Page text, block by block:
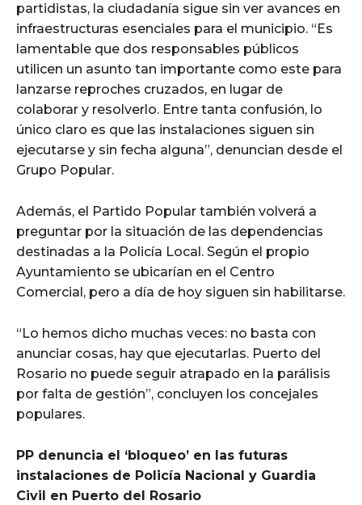
partidistas, la ciudadanía sigue sin ver avances en
infraestructuras esenciales para el municipio. “Es
lamentable que dos responsables públicos
utilicen un asunto tan importante como este para
lanzarse reproches cruzados, en lugar de
colaborar y resolverlo. Entre tanta confusión, lo
único claro es que las instalaciones siguen sin
ejecutarse y sin fecha alguna”, denuncian desde el
Grupo Popular.
Además, el Partido Popular también volverá a
preguntar por la situación de las dependencias
destinadas a la Policía Local. Según el propio
Ayuntamiento se ubicarían en el Centro
Comercial, pero a día de hoy siguen sin habilitarse.
“Lo hemos dicho muchas veces: no basta con
anunciar cosas, hay que ejecutarlas. Puerto del
Rosario no puede seguir atrapado en la parálisis
por falta de gestión”, concluyen los concejales
populares.
PP denuncia el ‘bloqueo’ en las futuras
instalaciones de Policía Nacional y Guardia
Civil en Puerto del Rosario